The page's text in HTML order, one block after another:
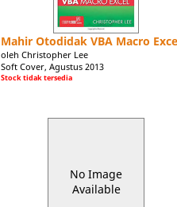
Mahir Otodidak VBA Macro
oleh Christopher Lee
Soft Cover, Agustus 2013
Stock tidak tersedia
No Image
Available